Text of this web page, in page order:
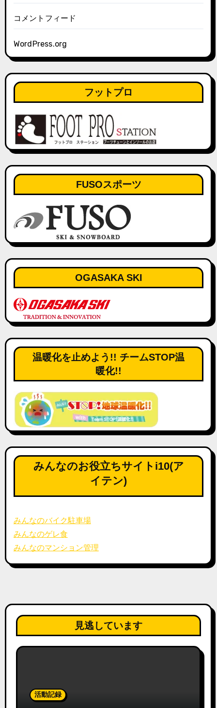
コメントフィード
WordPress.org
フットプロ
FUSOスポーツ
OGASAKA SKI
温暖化を止めよう!! チームSTOP温
暖化!!
みんなのお役立ちサイトi10(ア
イテン)
みんなのバイク駐車場
みんなのゲレ食
みんなのマンション管理
見逃しています
活動記録